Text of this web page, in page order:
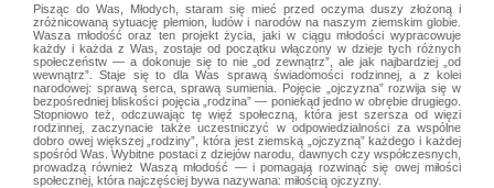
Pisząc do Was, Młodych, staram się mieć przed oczyma duszy złożoną i
zróżnicowaną sytuację plemion, ludów i narodów na naszym ziemskim globie.
Wasza młodość oraz ten projekt życia, jaki w ciągu młodości wypracowuje
każdy i każda z Was, zostaje od początku włączony w dzieje tych różnych
społeczeństw — a dokonuje się to nie „od zewnątrz”, ale jak najbardziej „od
wewnątrz”. Staje się to dla Was sprawą świadomości rodzinnej, a z kolei
narodowej: sprawą serca, sprawą sumienia. Pojęcie „ojczyzna” rozwija się w
bezpośredniej bliskości pojęcia „rodzina” — poniekąd jedno w obrębie drugiego.
Stopniowo też, odczuwając tę więź społeczną, która jest szersza od więzi
rodzinnej, zaczynacie także uczestniczyć w odpowiedzialności za wspólne
dobro owej większej „rodziny”, która jest ziemską „ojczyzną” każdego i każdej
spośród Was. Wybitne postaci z dziejów narodu, dawnych czy współczesnych,
prowadzą również Waszą młodość — i pomagają rozwinąć się owej miłości
społecznej, która najczęściej bywa nazywana: miłością ojczyzny.